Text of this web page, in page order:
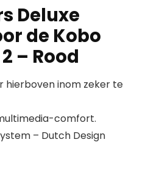
Deluxe
de Kobo
– Rood
hierboven inom zeker te
comfort.
– Dutch Design